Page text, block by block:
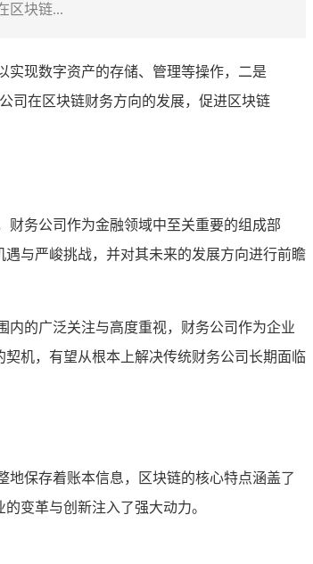
区块链...
实现数字资产的存储、管理等操作，二是
司在区块链财务方向的发展，促进区块链
财务公司作为金融领域中至关重要的组成部
与严峻挑战，并对其未来的发展方向进行前瞻
内的广泛关注与高度重视，财务公司作为企业
机，有望从根本上解决传统财务公司长期面临
保存着账本信息，区块链的核心特点涵盖了
变革与创新注入了强大动力。